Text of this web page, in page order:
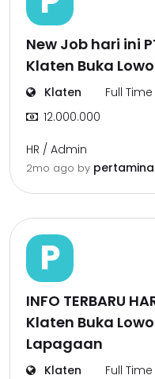
New Job hari ini
Klaten Buka
Klaten
Full Time
12.000.000
HR / Admin
2mo ago by
P
INFO TERBARU
Klaten Buka
Lapagaan
Klaten
Full Time